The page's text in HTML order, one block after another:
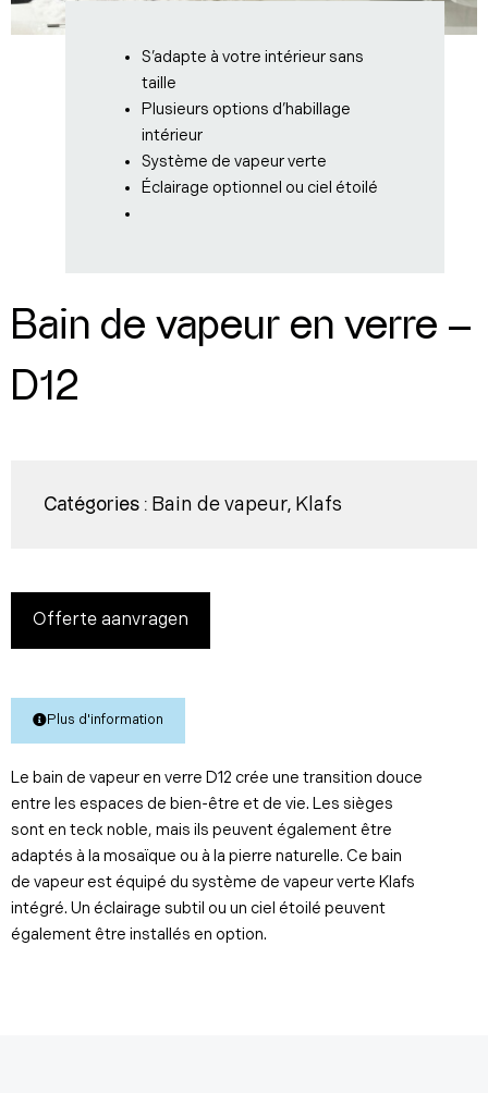
Bain de vapeur en verre –
D12
Catégories : Bain de vapeur, Klafs
Offerte aanvragen
Plus d'information
Le bain de vapeur en verre D12 crée une transition douce
entre les espaces de bien-être et de vie. Les sièges
sont en teck noble, mais ils peuvent également être
adaptés à la mosaïque ou à la pierre naturelle. Ce bain
de vapeur est équipé du système de vapeur verte Klafs
intégré. Un éclairage subtil ou un ciel étoilé peuvent
également être installés en option.
S’adapte à votre intérieur sans
taille
Plusieurs options d’habillage
intérieur
Système de vapeur verte
Éclairage optionnel ou ciel étoilé